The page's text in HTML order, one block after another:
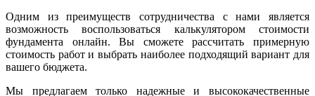
Одним из преимуществ сотрудничества с нами является
возможность воспользоваться калькулятором стоимости
фундамента онлайн. Вы сможете рассчитать примерную
стоимость работ и выбрать наиболее подходящий вариант для
вашего бюджета.
Мы предлагаем только надежные и высококачественные